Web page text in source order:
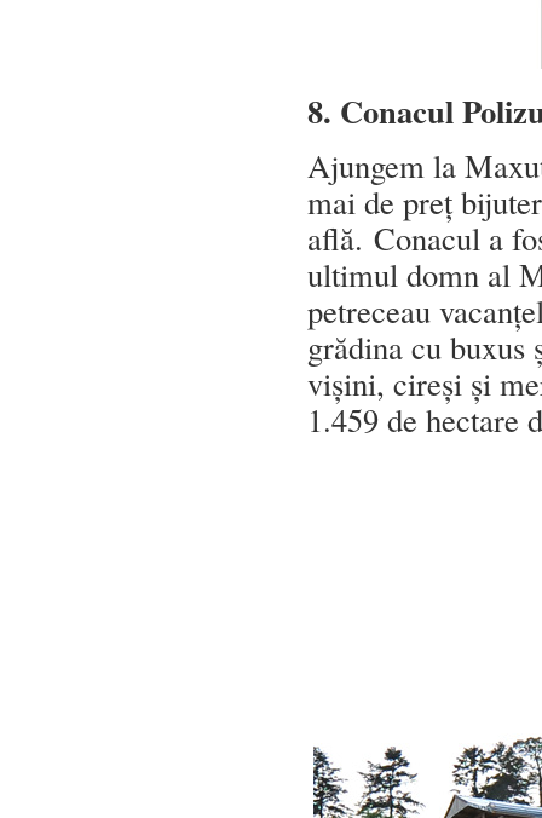
8. Conacul
Ajungem la
mai de preț
află. Conacul a
ultimul domn al
petreceau
grădina cu
vișini, cireși și
1.459 de hectare